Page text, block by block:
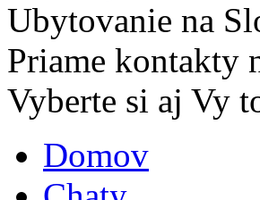
Ubytovanie na
Priame kontakty
Vyberte si aj Vy
Domov